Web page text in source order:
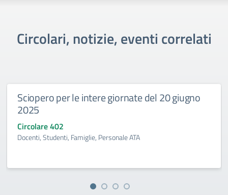
Circolari, notizie, eventi correlati
Sciopero per le intere giornate del 20 giugno
2025
Circolare 402
Docenti, Studenti, Famiglie, Personale ATA